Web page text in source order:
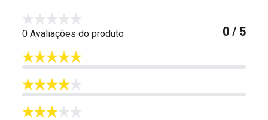
0 Avaliações do produto 0 / 5